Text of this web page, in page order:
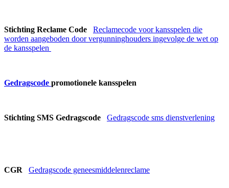
Stichting Reclame Code
Reclamecode voor kansspelen die
worden aangeboden door vergunninghouders ingevolge de wet op
de kansspelen
Gedragscode promotionele kansspelen
Stichting SMS Gedragscode Gedragscode sms dienstverlening
CGR Gedragscode geneesmiddelenreclame